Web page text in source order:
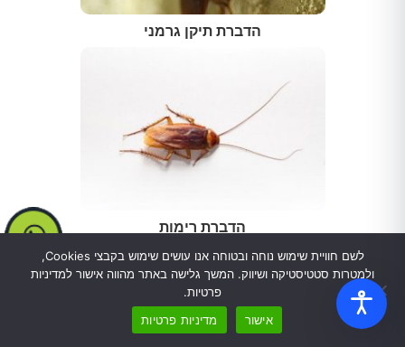
הדברת תיקן גרמני
הדברת רימות
לשם חוויית שימוש נוחה ובטוחה אנו עושים שימוש בקבצי Cookies,
ולמטרות סטטיסטיקה ושיווק. המשך גלישה באתר מהווה אישור למדיניות
פרטיות.
אישור
מדיניות פרטיות